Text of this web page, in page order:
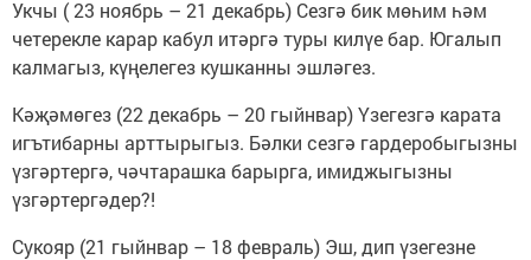
Укчы ( 23 ноябрь – 21 декабрь) Сезгә бик мөһим һәм
четерекле карар кабул итәргә туры килүе бар. Югалып
калмагыз, күңелегез кушканны эшләгез.
Кәҗәмөгез (22 декабрь – 20 гыйнвар) Үзегезгә карата
игътибарны арттырыгыз. Бәлки сезгә гардеробыгызны
үзгәртергә, чәчтарашка барырга, имиджыгызны
үзгәртергәдер?!
Сукояр (21 гыйнвар – 18 февраль) Эш, дип үзегезне